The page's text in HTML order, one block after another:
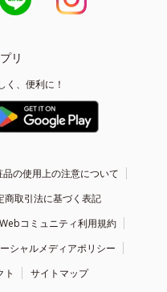
リ
く、便利に！
品の使用上の注意について
商取引法に基づく表記
Webコミュニティ利用規約
シャルメディアポリシー
ト
サイトマップ